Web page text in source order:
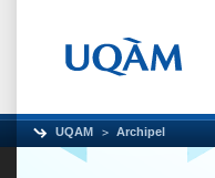
UQAM Archipel